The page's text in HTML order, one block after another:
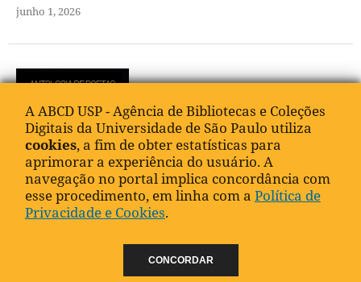
junho 1, 2026
Antologia de poetas gregos e latinos - Parte 1
A ABCD USP - Agência de Bibliotecas e Coleções
Digitais da Universidade de São Paulo utiliza
cookies, a fim de obter estatísticas para
aprimorar a experiência do usuário. A
navegação no portal implica concordância com
esse procedimento, em linha com a Política de
Privacidade e Cookies.
CONCORDAR